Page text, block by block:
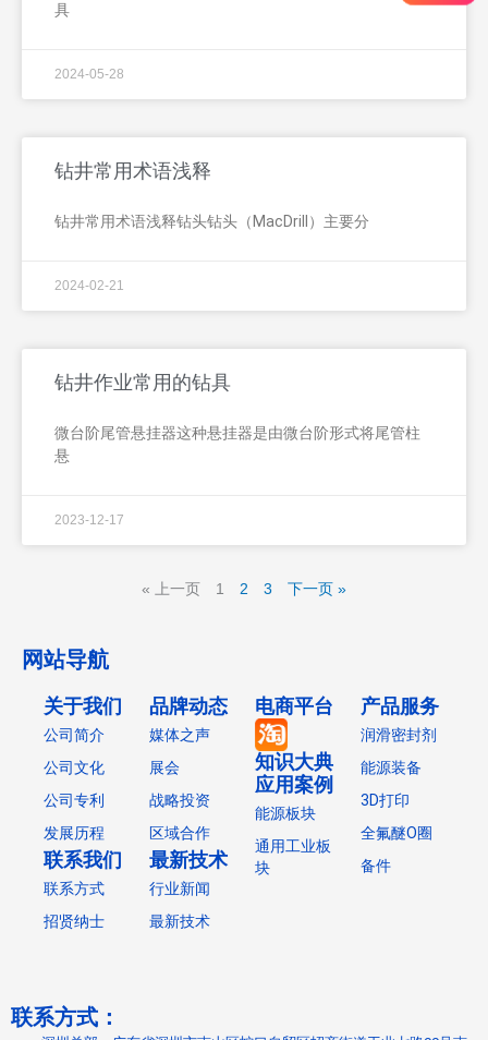
具
2024-05-28
钻井常用术语浅释
钻井常用术语浅释钻头钻头（MacDrill）主要分
2024-02-21
钻井作业常用的钻具
微台阶尾管悬挂器这种悬挂器是由微台阶形式将尾管柱
悬
2023-12-17
« 上一页 1 2 3 下一页 »
网站导航
关于我们
公司简介
公司文化
公司专利
发展历程
联系我们
联系方式
招贤纳士
品牌动态
媒体之声
展会
战略投资
区域合作
最新技术
行业新闻
最新技术
电商平台
知识大典
应用案例
能源板块
通用工业板
块
产品服务
润滑密封剂
能源装备
3D打印
全氟醚O圈
备件
联系方式：